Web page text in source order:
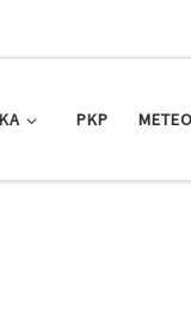
PKP